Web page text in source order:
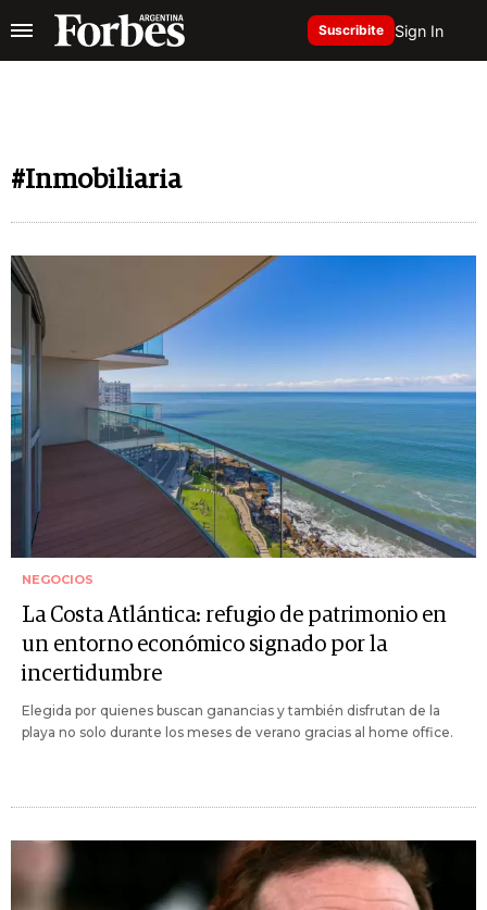
Suscribite Sign In
#Inmobiliaria
NEGOCIOS
La Costa Atlántica: refugio de patrimonio en
un entorno económico signado por la
incertidumbre
Elegida por quienes buscan ganancias y también disfrutan de la
playa no solo durante los meses de verano gracias al home office.